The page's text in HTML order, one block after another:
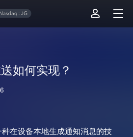
如何实现？
在设备本地生成通知消息的技